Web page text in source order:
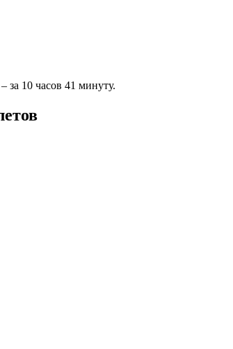
10 часов 41 минуту.